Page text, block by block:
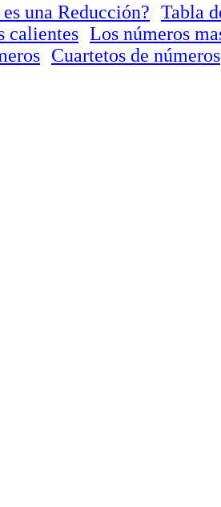
es una Reducción? Tabla
calientes Los números
Cuartetos de números